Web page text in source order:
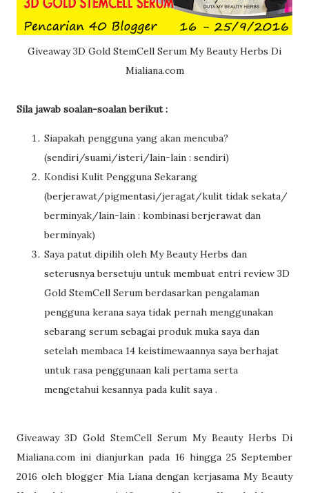
Giveaway 3D Gold StemCell Serum My Beauty Herbs Di
Mialiana.com
Sila jawab soalan-soalan berikut :
Siapakah pengguna yang akan mencuba?
(sendiri/suami/isteri/lain-lain : sendiri)
Kondisi Kulit Pengguna Sekarang
(berjerawat/pigmentasi/jeragat/kulit tidak sekata/
berminyak/lain-lain : kombinasi berjerawat dan
berminyak)
Saya patut dipilih oleh My Beauty Herbs dan
seterusnya bersetuju untuk membuat entri review 3D
Gold StemCell Serum berdasarkan pengalaman
pengguna kerana saya tidak pernah menggunakan
sebarang serum sebagai produk muka saya dan
setelah membaca 14 keistimewaannya saya berhajat
untuk rasa penggunaan kali pertama serta
mengetahui kesannya pada kulit saya .
Giveaway 3D Gold StemCell Serum My Beauty Herbs Di
Mialiana.com ini dianjurkan pada 16 hingga 25 September
2016 oleh blogger Mia Liana dengan kerjasama My Beauty